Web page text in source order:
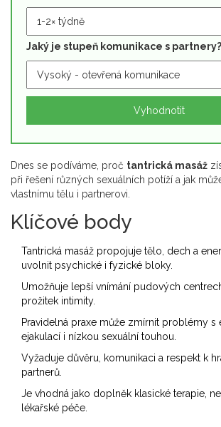
Jaký je stupeň komunikace s partnery?
Vyhodnotit
Dnes se podíváme, proč tantrická masáž
při řešení různých sexuálních potíží a jak
vlastnímu tělu i partnerovi.
Klíčové body
Tantrická masáž propojuje tělo, dech a
uvolnit psychické i fyzické bloky.
Umožňuje lepší vnímání pudových
prožitek intimity.
Pravidelná praxe může zmírnit problémy s
ejakulací i nízkou sexuální touhou.
Vyžaduje důvěru, komunikaci a respekt k
partnerů.
Je vhodná jako doplněk klasické terapie,
lékařské péče.